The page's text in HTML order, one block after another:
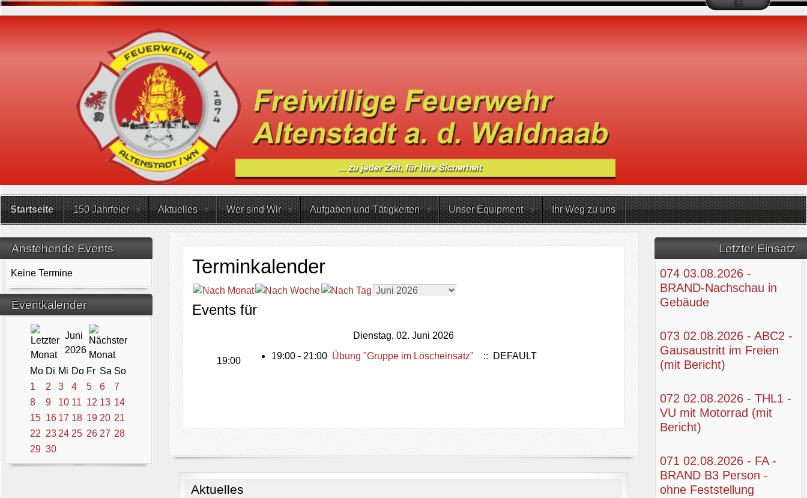
Startseite 150 Jahrfeier Aktuelles Wer sind Wir Aufgaben und Tätigkeiten Unser Equipment Ihr Weg zu uns
Anstehende Events
Keine Termine
Eventkalender
Juni
2026
Mo Di Mi Do Fr Sa So
1
2 3 4 5 6
7
8
9 10 11 12 13 14
15 16 17 18 19 20 21
22 23 24 25 26 27 28
29 30
Letzter Einsatz
074 03.08.2026 -
BRAND-Nachschau in
Gebäude
073 02.08.2026 - ABC2 -
Gausaustritt im Freien
(mit Bericht)
072 02.08.2026 - THL1 -
VU mit Motorrad (mit
Bericht)
071 02.08.2026 - FA -
BRAND B3 Person -
ohne Feststellung
Terminkalender
Events für
Dienstag, 02. Juni 2026
19:00 19:00 - 21:00 Übung "Gruppe im Löscheinsatz" :: DEFAULT
Aktuelles